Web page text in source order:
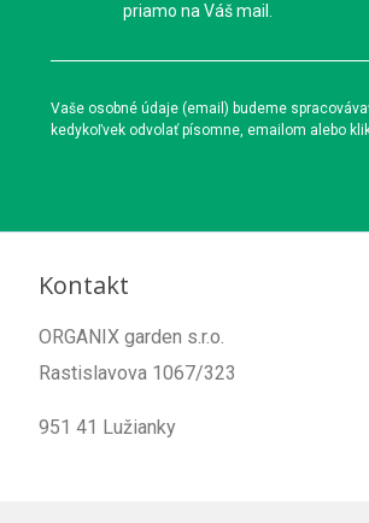
priamo na Váš mail.
Vaše osobné údaje (email) budeme
kedykoľvek odvolať písomne, emailom alebo
Kontakt
ORGANIX garden s.r.o.
Rastislavova 1067/323
951 41 Lužianky